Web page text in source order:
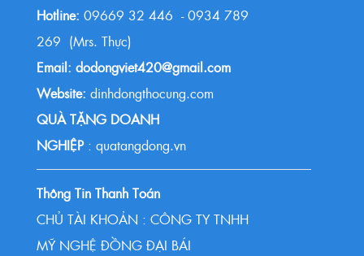
Hotline: 09669 32 446 - 0934 789
269 (Mrs. Thực)
Email: dodongviet420@gmail.com
Website: dinhdongthocung.com
QUÀ TẶNG DOANH
NGHIỆP : quatangdong.vn
Thông Tin Thanh Toán
CHỦ TÀI KHOẢN : CÔNG TY TNHH
MỸ NGHỆ ĐỒNG ĐẠI BÁI